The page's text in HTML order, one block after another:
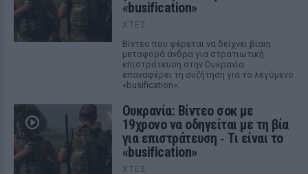
«busification»
ΧΤΕΣ
Βίντεο που φέρεται να δείχνει βίαιη
μεταφορά άνδρα για στρατιωτική
επιστράτευση στην Ουκρανία
επαναφέρει τη συζήτηση για το λεγόμενο
«busification».
Ουκρανία: Βίντεο σοκ με
19χρονο να οδηγείται με τη βία
για επιστράτευση ‑ Τι είναι το
«busification»
ΧΤΕΣ